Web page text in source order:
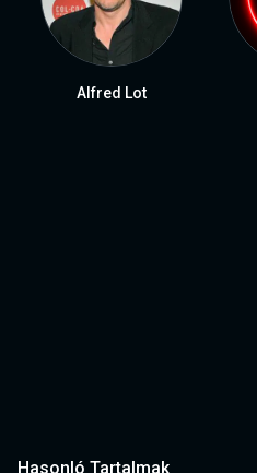
Alfred Lot
Hasonló Tartalmak